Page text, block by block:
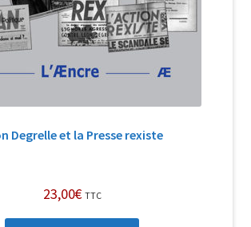
Degrelle et la Presse rexiste
23,00€ TTC